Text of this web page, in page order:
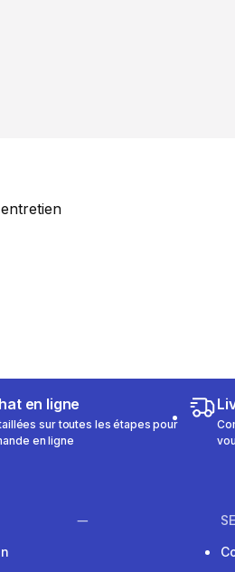
en ligne
sur toutes les étapes pour
en ligne